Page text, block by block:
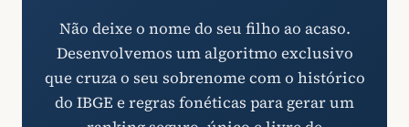
Não deixe o nome do seu filho ao acaso.
Desenvolvemos um algoritmo exclusivo
que cruza o seu sobrenome com o histórico
do IBGE e regras fonéticas para gerar um